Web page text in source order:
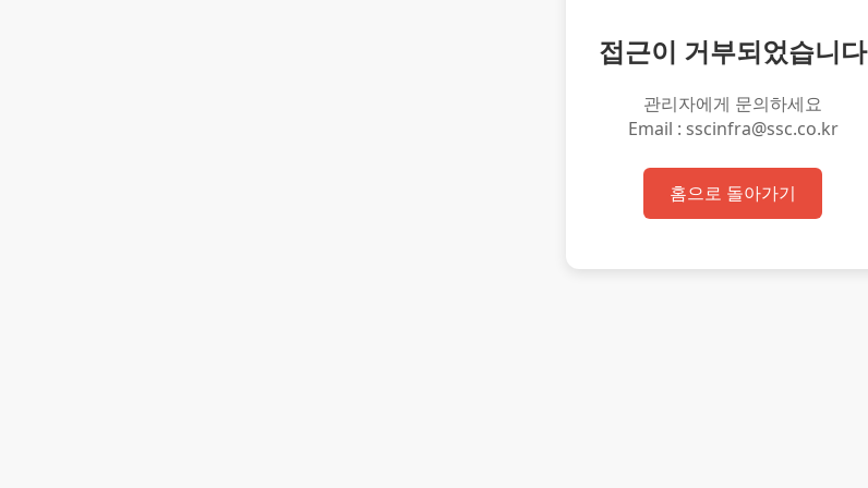
접근이 거부되었습니다
관리자에게 문의하세요
Email : sscinfra@ssc.co.kr
홈으로 돌아가기